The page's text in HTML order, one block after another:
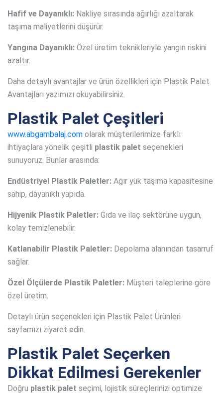
Hafif ve Dayanıklı: Nakliye sırasında ağırlığı azaltarak
taşıma maliyetlerini düşürür.
Yangına Dayanıklı: Özel üretim teknikleriyle yangın riskini
azaltır.
Daha detaylı avantajlar ve ürün özellikleri için Plastik Palet
Avantajları yazımızı okuyabilirsiniz.
Plastik Palet Çeşitleri
www.abgambalaj.com olarak müşterilerimize farklı
ihtiyaçlara yönelik çeşitli plastik palet seçenekleri
sunuyoruz. Bunlar arasında:
Endüstriyel Plastik Paletler: Ağır yük taşıma kapasitesine
sahip, dayanıklı yapıda.
Hijyenik Plastik Paletler: Gıda ve ilaç sektörüne uygun,
kolay temizlenebilir.
Katlanabilir Plastik Paletler: Depolama alanından tasarruf
sağlar.
Özel Ölçülerde Plastik Paletler: Müşteri taleplerine göre
özel üretim.
Detaylı ürün seçenekleri için Plastik Palet Ürünleri
sayfamızı ziyaret edin.
Plastik Palet Seçerken
Dikkat Edilmesi Gerekenler
Doğru plastik palet seçimi, lojistik süreçlerinizi optimize